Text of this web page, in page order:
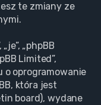
te zmiany ze
„phpBB
Limited”,
o oprogramowanie
która jest
board), wydane